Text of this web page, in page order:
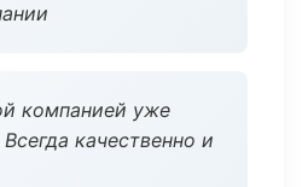
компанией уже
качественно и